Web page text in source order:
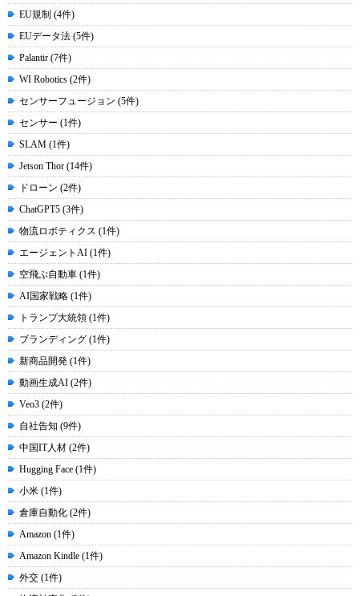
EU規制 (4件)
EUデータ法 (5件)
Palantir (7件)
WI Robotics (2件)
センサーフュージョン (5件)
センサー (1件)
SLAM (1件)
Jetson Thor (14件)
ドローン (2件)
ChatGPT5 (3件)
物流ロボティクス (1件)
エージェントAI (1件)
空飛ぶ自動車 (1件)
AI国家戦略 (1件)
トランプ大統領 (1件)
ブランディング (1件)
新商品開発 (1件)
動画生成AI (2件)
Veo3 (2件)
自社告知 (9件)
中国IT人材 (2件)
Hugging Face (1件)
小米 (1件)
倉庫自動化 (2件)
Amazon (1件)
Amazon Kindle (1件)
外交 (1件)